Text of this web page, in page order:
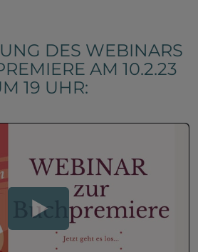
DES WEBINARS
AM 10.2.23
19 UHR: